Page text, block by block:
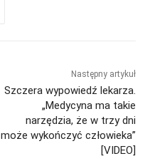
Następny artykuł
Szczera wypowiedź lekarza.
„Medycyna ma takie
narzędzia, że w trzy dni
może wykończyć człowieka”
[VIDEO]